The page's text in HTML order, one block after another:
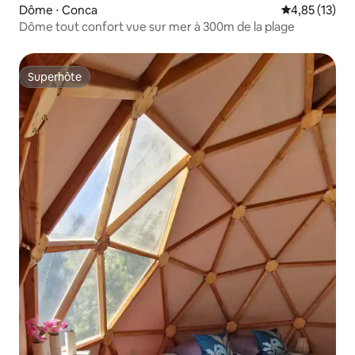
Dôme ⋅ Conca Évaluation
4,85 (13)
Dôme tout confort vue sur mer à 300m de la plage
Superhôte
Superhôte